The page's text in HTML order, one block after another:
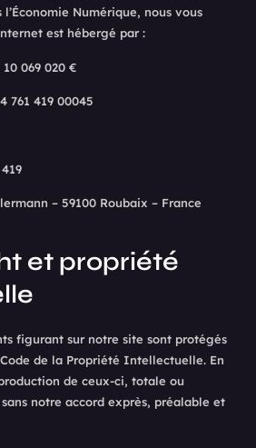
Numérique, nous vous
est hébergé par :
069 020 €
761 419 00045
– 59100 Roubaix – France
et propriété
figurant sur notre site sont protégés
de la Propriété Intellectuelle. En
de ceux-ci, totale ou
notre accord exprès, préalable et